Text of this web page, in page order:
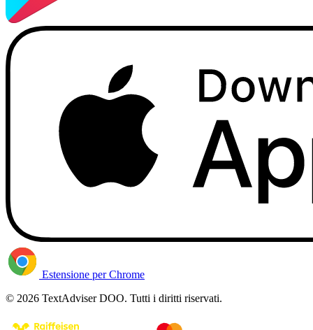
Estensione per Chrome
© 2026 TextAdviser DOO. Tutti i diritti riservati.